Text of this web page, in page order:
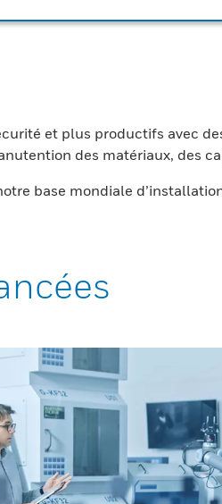
et plus productifs avec
des matériaux, des
base mondiale